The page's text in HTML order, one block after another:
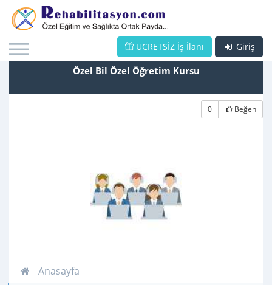
Giriş
ÜCRETSİZ İş İlanı
Özel Bil Özel Öğretim Kursu
0 Beğen
Anasayfa